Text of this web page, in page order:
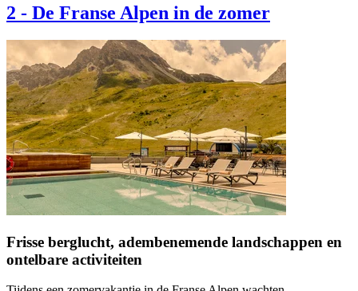
2 - De Franse Alpen in de zomer
Frisse berglucht, adembenemende landschappen en
ontelbare activiteiten